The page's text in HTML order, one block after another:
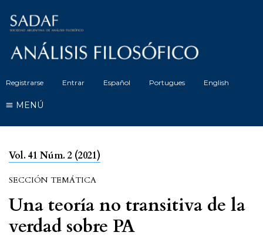
Registrarse Entrar Español Portugues English
MENÚ
Vol. 41 Núm. 2 (2021)
SECCIÓN TEMÁTICA
Una teoría no transitiva de la
verdad sobre PA